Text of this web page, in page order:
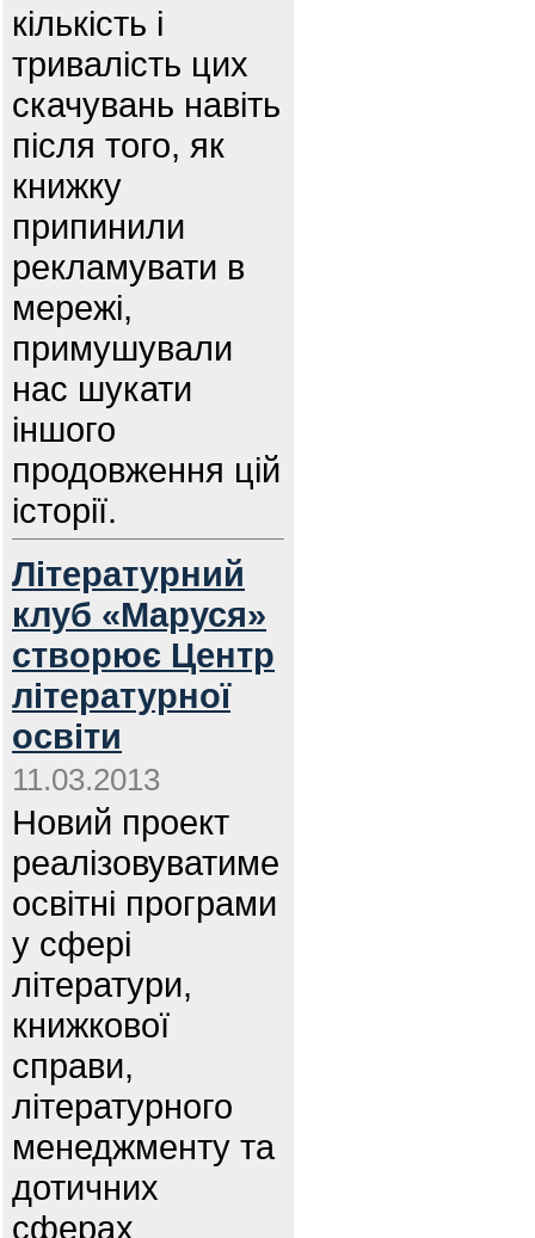
кількість і
тривалість цих
скачувань навіть
після того, як
книжку
припинили
рекламувати в
мережі,
примушували
нас шукати
іншого
продовження цій
історії.
Літературний
клуб «Маруся»
створює Центр
літературної
освіти
11.03.2013
Новий проект
реалізовуватиме
освітні програми
у сфері
літератури,
книжкової
справи,
літературного
менеджменту та
дотичних
сферах